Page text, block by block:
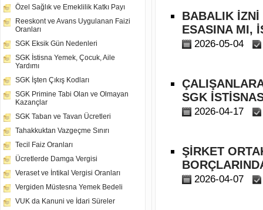
Özel Sağlık ve Emeklilik Katkı Payı
Reeskont ve Avans Uygulanan Faizi
Oranları
SGK Eksik Gün Nedenleri
SGK İstisna Yemek, Çocuk, Aile
Yardımı
SGK İşten Çıkış Kodları
SGK Primine Tabi Olan ve Olmayan
Kazançlar
SGK Taban ve Tavan Ücretleri
Tahakkuktan Vazgeçme Sınırı
Tecil Faiz Oranları
Ücretlerde Damga Vergisi
Veraset ve İntikal Vergisi Oranları
Vergiden Müstesna Yemek Bedeli
VUK da Kanuni ve İdari Süreler
BABALIK İZNİ
ESASINA MI,
2026-05-04
SGK
2026-04-17
ŞİRKET
2026-04-07